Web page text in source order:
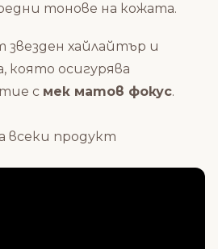
тонове на кожата.
звезден хайлайтър и
която осигурява
с мек матов фокус.
всеки продукт